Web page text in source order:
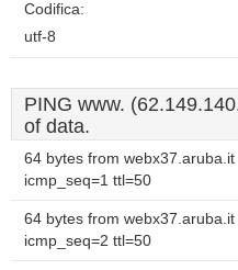
Codifica:
utf-8
PING www.
of data.
64 bytes from
icmp_seq=1 ttl=50
64 bytes from
icmp_seq=2 ttl=50